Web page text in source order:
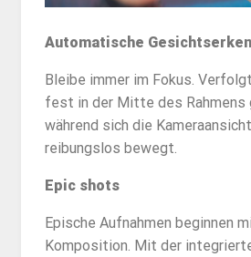
Automatische
Bleibe immer im Fokus.
fest in der Mitte des Rahmens
während sich die
reibungslos bewegt.
Epic shots
Epische Aufnahmen beginnen
Komposition. Mit der